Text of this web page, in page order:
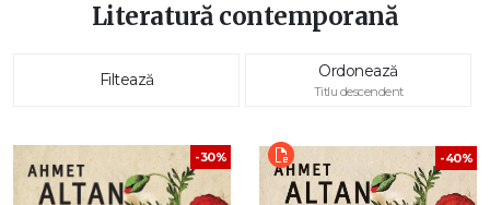
Literatură contemporană
Filtează Ordonează
Titlu descendent
-30% -40%